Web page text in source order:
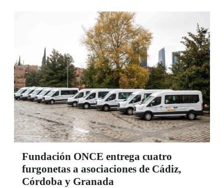
Baltasar, que participe este año. "Es el Ateneo el
que la crea, aunque es el pueblo de Sevilla el que
la festeja y la disfruta", señala.
Fundación ONCE entrega cuatro
furgonetas a asociaciones de Cádiz,
Córdoba y Granada